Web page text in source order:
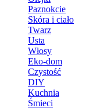
Paznokcie
Skóra i ciało
Twarz
Usta
Włosy
Eko-dom
Czystość
DIY
Kuchnia
Śmieci